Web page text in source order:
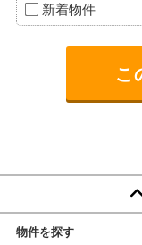
新着物件
物件を探す